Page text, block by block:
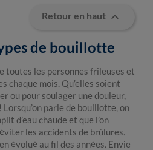
Retour en haut 
de bouillotte
toutes les personnes frileuses et
chaque mois. Qu’elles soient
ou pour soulager une douleur,
parle de bouillotte, on
d’eau chaude et que l’on
les accidents de brûlures.
évolué au fil des années. Envie